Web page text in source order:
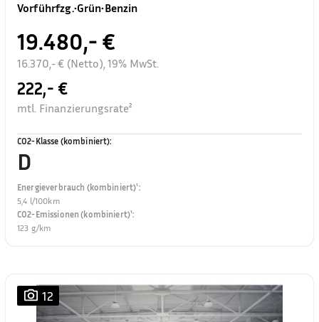
Vorführfzg.•Grün•Benzin
19.480,- €
16.370,- € (Netto), 19% MwSt.
222,- €
mtl. Finanzierungsrate²
CO2-Klasse (kombiniert):
D
Energieverbrauch (kombiniert)¹:
5,4 l/100km
CO2-Emissionen (kombiniert)¹:
123 g/km
12